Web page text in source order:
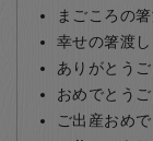
まごころの
幸せの箸渡し
ありがとう
おめでとう
ご出産おめ